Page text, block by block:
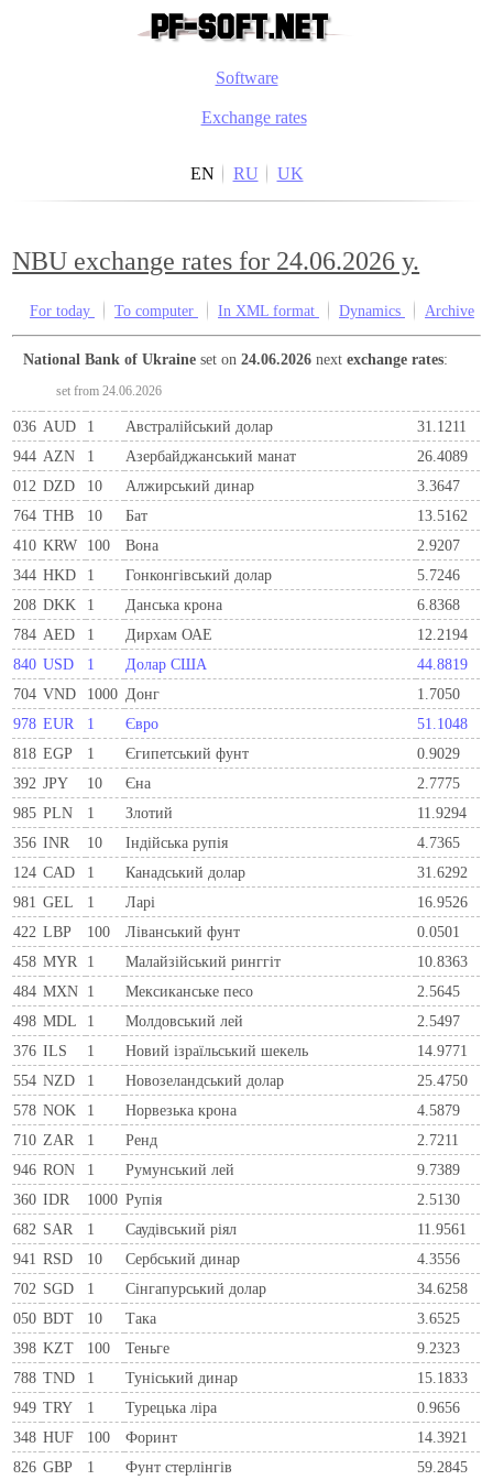
Software
Exchange rates
EN RU UK
NBU exchange rates for 24.06.2026 y.
For today To computer In XML format Dynamics Archive
National Bank of Ukraine set on24.06.2026 nextexchange rates:
set from 24.06.2026
036 AUD 1 Австралійський долар
31.1211
944 AZN 1 Азербайджанський манат
26.4089
012 DZD 10 Алжирський динар
3.3647
764 THB 10 Бат
13.5162
410 KRW 100 Вона
2.9207
344 HKD 1 Гонконгівський долар
5.7246
208 DKK 1 Данська крона
6.8368
784 AED 1 Дирхам ОАЕ
12.2194
840 USD 1 Долар США
44.8819
704 VND 1000 Донг
1.7050
978 EUR 1 Євро
51.1048
818 EGP 1 Єгипетський фунт
0.9029
392 JPY 10 Єна
2.7775
985 PLN 1 Злотий
11.9294
356 INR 10 Індійська рупія
4.7365
124 CAD 1 Канадський долар
31.6292
981 GEL 1 Ларi
16.9526
422 LBP 100 Ліванський фунт
0.0501
458 MYR 1 Малайзійський ринггіт
10.8363
484 MXN 1 Мексиканське песо
2.5645
498 MDL 1 Молдовський лей
2.5497
376 ILS 1 Новий ізраїльський шекель
14.9771
554 NZD 1 Новозеландський долар
25.4750
578 NOK 1 Норвезька крона
4.5879
710 ZAR 1 Ренд
2.7211
946 RON 1 Румунський лей
9.7389
360 IDR 1000 Рупія
2.5130
682 SAR 1 Саудівський ріял
11.9561
941 RSD 10 Сербський динар
4.3556
702 SGD 1 Сінгапурський долар
34.6258
050 BDT 10 Така
3.6525
398 KZT 100 Теньге
9.2323
788 TND 1 Туніський динар
15.1833
949 TRY 1 Турецька ліра
0.9656
348 HUF 100 Форинт
14.3921
826 GBP 1 Фунт стерлінгів 59.2845